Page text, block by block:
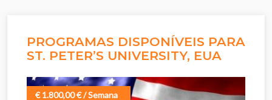
PROGRAMAS DISPONÍVEIS PARA
ST. PETER’S UNIVERSITY, EUA
€ 1.800,00 € / Semana